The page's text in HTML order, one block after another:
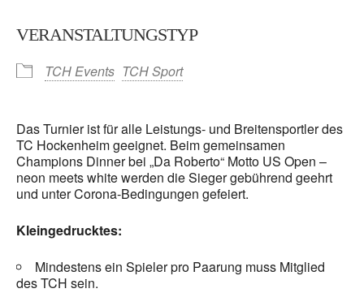
VERANSTALTUNGSTYP
TCH Events TCH Sport
Das Turnier ist für alle Leistungs- und Breitensportler des
TC Hockenheim geeignet. Beim gemeinsamen
Champions Dinner bei „Da Roberto“ Motto US Open –
neon meets white werden die Sieger gebührend geehrt
und unter Corona-Bedingungen gefeiert.
Kleingedrucktes:
Mindestens ein Spieler pro Paarung muss Mitglied
des TCH sein.